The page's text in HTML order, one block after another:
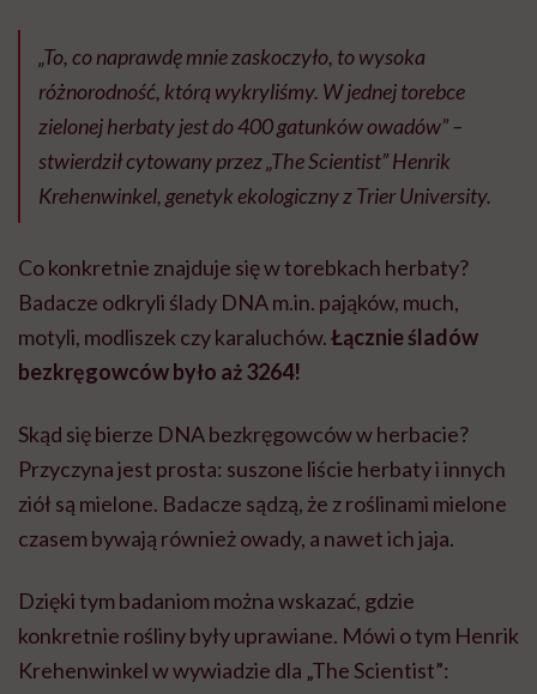
„To, co naprawdę mnie zaskoczyło, to wysoka
różnorodność, którą wykryliśmy. W jednej torebce
zielonej herbaty jest do 400 gatunków owadów” –
stwierdził cytowany przez „The Scientist” Henrik
Krehenwinkel, genetyk ekologiczny z Trier University.
Co konkretnie znajduje się w torebkach herbaty?
Badacze odkryli ślady DNA m.in. pająków, much,
motyli, modliszek czy karaluchów.Łącznie śladów
bezkręgowców było aż 3264!
Skąd się bierze DNA bezkręgowców w herbacie?
Przyczyna jest prosta: suszone liście herbaty i innych
ziół są mielone. Badacze sądzą, że z roślinami mielone
czasem bywają również owady, a nawet ich jaja.
Dzięki tym badaniom można wskazać, gdzie
konkretnie rośliny były uprawiane. Mówi o tym Henrik
Krehenwinkel w wywiadzie dla „The Scientist”: